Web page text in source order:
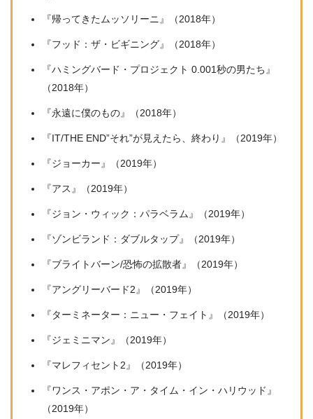
『帰ってきたムッソリーニ』（2018年）
『フッド：ザ・ビギニング』（2018年）
『ハミングバード・プロジェクト 0.001秒の男たち』
（2018年）
『永遠に僕のもの』（2018年）
『IT/THE END”それ”が見えたら、終わり』（2019年）
『ジョーカー』（2019年）
『アス』（2019年）
『ジョン・ウィック：パラベラム』（2019年）
『ゾンビランド：ダブルタップ』（2019年）
『ブライトバーン/恐怖の拡散者』（2019年）
『アングリーバード2』（2019年）
『ターミネーター：ニュー・フェイト』（2019年）
『ジェミニマン』（2019年）
『マレフィセント2』（2019年）
『ワンス・アポン・ア・タイム・イン・ハリウッド』
（2019年）